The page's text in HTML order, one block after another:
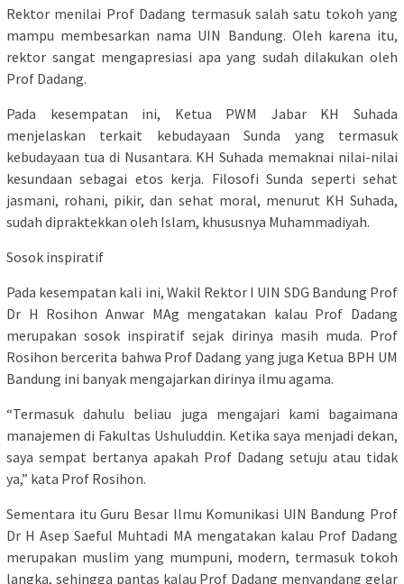
Rektor menilai Prof Dadang termasuk salah satu tokoh yang
mampu membesarkan nama UIN Bandung. Oleh karena itu,
rektor sangat mengapresiasi apa yang sudah dilakukan oleh
Prof Dadang.
Pada kesempatan ini, Ketua PWM Jabar KH Suhada
menjelaskan terkait kebudayaan Sunda yang termasuk
kebudayaan tua di Nusantara. KH Suhada memaknai nilai-nilai
kesundaan sebagai etos kerja. Filosofi Sunda seperti sehat
jasmani, rohani, pikir, dan sehat moral, menurut KH Suhada,
sudah dipraktekkan oleh Islam, khususnya Muhammadiyah.
Sosok inspiratif
Pada kesempatan kali ini, Wakil Rektor I UIN SDG Bandung Prof
Dr H Rosihon Anwar MAg mengatakan kalau Prof Dadang
merupakan sosok inspiratif sejak dirinya masih muda. Prof
Rosihon bercerita bahwa Prof Dadang yang juga Ketua BPH UM
Bandung ini banyak mengajarkan dirinya ilmu agama.
“Termasuk dahulu beliau juga mengajari kami bagaimana
manajemen di Fakultas Ushuluddin. Ketika saya menjadi dekan,
saya sempat bertanya apakah Prof Dadang setuju atau tidak
ya,” kata Prof Rosihon.
Sementara itu Guru Besar Ilmu Komunikasi UIN Bandung Prof
Dr H Asep Saeful Muhtadi MA mengatakan kalau Prof Dadang
merupakan muslim yang mumpuni, modern, termasuk tokoh
langka, sehingga pantas kalau Prof Dadang menyandang gelar